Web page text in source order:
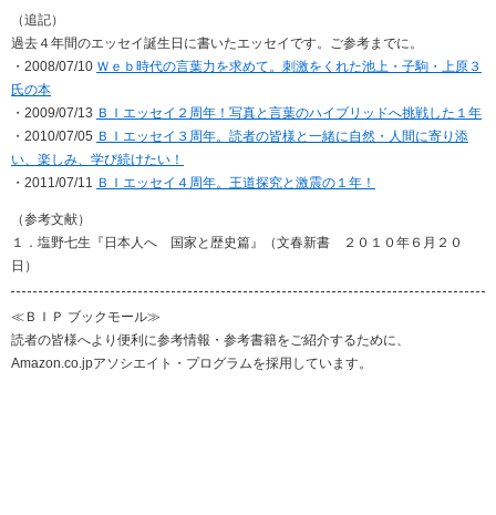
（追記）
過去４年間のエッセイ誕生日に書いたエッセイです。ご参考までに。
・2008/07/10 Ｗｅｂ時代の言葉力を求めて。刺激をくれた池上・子駒・上原３
氏の本
・2009/07/13 ＢＩエッセイ２周年！写真と言葉のハイブリッドへ挑戦した１年
・2010/07/05 ＢＩエッセイ３周年。読者の皆様と一緒に自然・人間に寄り添
い、楽しみ、学び続けたい！
・2011/07/11
ＢＩエッセイ４周年。王道探究と激震の１年！
（参考文献）
１．塩野七生『日本人へ 国家と歴史篇』（文春新書 ２０１０年６月２０
日）
≪ＢＩＰ ブックモール≫
読者の皆様へより便利に参考情報・参考書籍をご紹介するために、
Amazon.co.jpアソシエイト・プログラムを採用しています。